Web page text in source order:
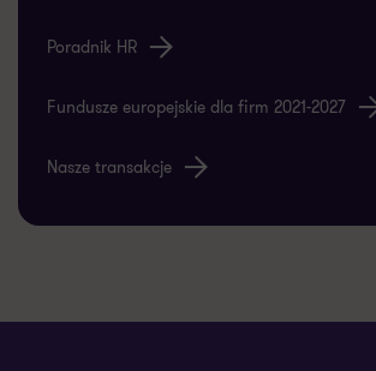
Poradnik HR
Fundusze europejskie dla firm 2021-2027
Nasze transakcje